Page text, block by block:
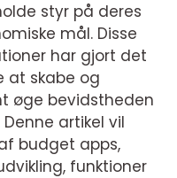
styr på deres
mål. Disse
har gjort det
at skabe og
øge bevidstheden
artikel vil
budget apps,
funktioner